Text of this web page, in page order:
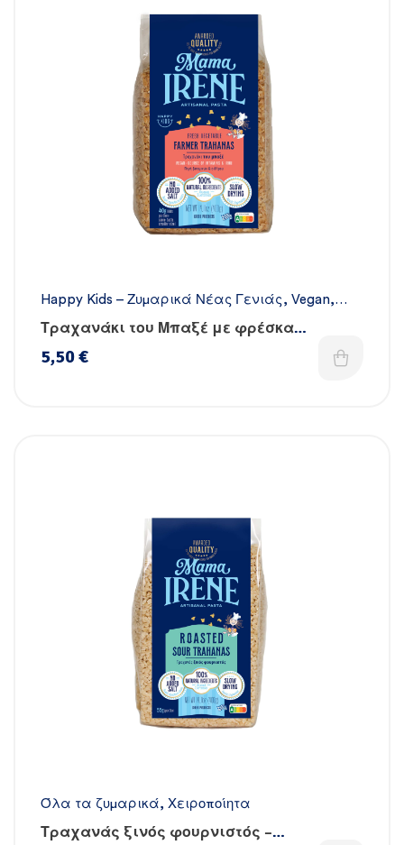
Happy Kids – Ζυμαρικά Νέας Γενιάς , Vegan,
Όλα τα ζυμαρικά,Χειροποίητα
Τραχανάκι του Μπαξέ με φρέσκα
λαχανικά, βιταμίνες & σίδηρο
5,50€
Όλα τα ζυμαρικά, Χειροποίητα
Τραχανάς ξινός φουρνιστός –